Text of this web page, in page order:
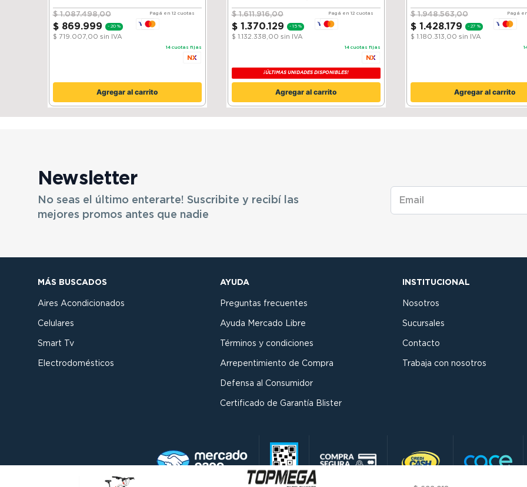
$ 1.087.498,00
$ 869.999 - 20 %
$ 719.007,00 sin IVA
Pagá en 12 cuotas
14 cuotas fijas
Agregar al carrito
$ 1.611.916,00
$ 1 .370.129 - 15 %
$ 1.132.338,00 sin IVA
Pagá en 12 cuotas
14 cuotas fijas
¡ÚLTIMAS UNIDADES DISPONIBLES!
Agregar al carrito
$ 1.948.563,00
$ 1 .428.179 - 27 %
$ 1.180.313,00 sin IVA
Pagá
Agregar al carrito
Newsletter
No seas el último enterarte! Suscribite y recibí las
mejores promos antes que nadie
MÁS BUSCADOS
Aires Acondicionados
Celulares
Smart Tv
Electrodomésticos
AYUDA
Preguntas frecuentes
Ayuda Mercado Libre
Términos y condiciones
Arrepentimiento de Compra
Defensa al Consumidor
Certificado de Garantía Blister
INSTITUCIONAL
Nosotros
Sucursales
Contacto
Trabaja con nosotros